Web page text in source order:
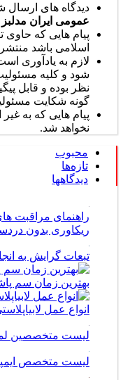
دیدگاه های ارسال
عمومی ایران مدلبز
پیام هایی که حاوی
اسلامی باشد
لازم به یادآوری
شود و کلیه
نظر بوده و قابل
گونه شکایت
پیام هایی که به
نخواهد شد.
محبوب
تازه‌ها
دیدگاهها
راهنمای مراقبت
ریکاوری بدون
تبعات گرایش به
بهترین زمان سم
انواع عمل
لیست متخصصین
لیست متخصص